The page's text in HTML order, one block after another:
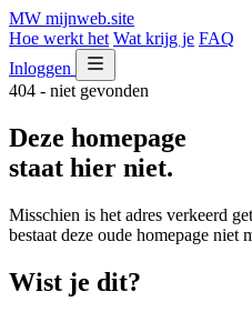
MW mijnweb.site
Hoe werkt het Wat krijg je FAQ
Inloggen
404 - niet gevonden
Deze homepage
staat hier niet.
Misschien is het adres verkeerd
bestaat deze oude homepage niet
Wist je dit?